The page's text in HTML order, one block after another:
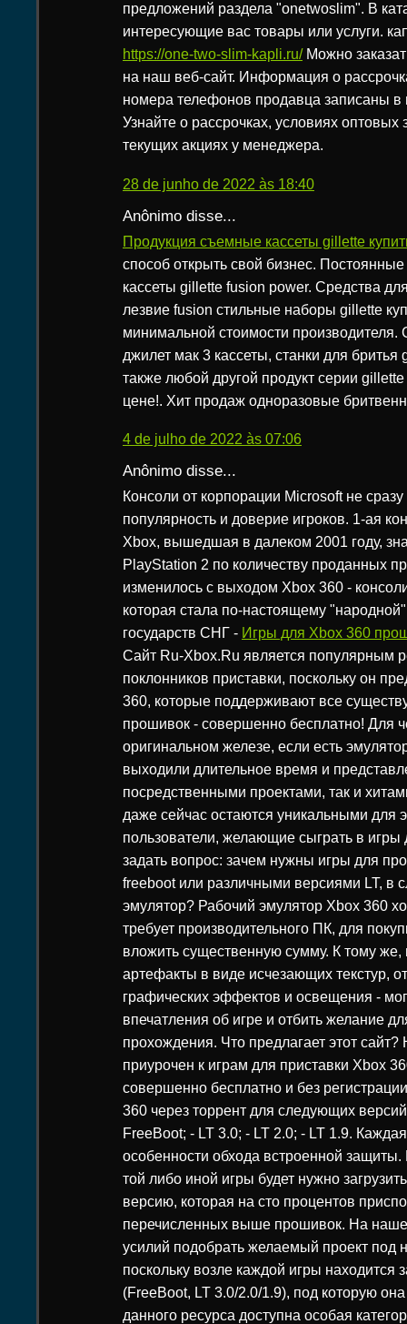
предложений раздела "onetwoslim". В
интересующие вас товары или услуги.
https://one-two-slim-kapli.ru/Можно
на наш веб-сайт. Информация о
номера телефонов продавца записаны в
Узнайте о рассрочках, условиях оптовых
текущих акциях у менеджера.
28 de junho de 2022 às 18:40
Anônimo disse...
Продукция съемные кассеты gillette
способ открыть свой бизнес.
кассеты gillette fusion power. Средства
лезвие fusion стильные наборы gillette
минимальной стоимости производителя.
джилет мак 3 кассеты, станки для бритья
также любой другой продукт серии
цене!. Хит продаж одноразовые
4 de julho de 2022 às 07:06
Anônimo disse...
Консоли от корпорации Microsoft не
популярность и доверие игроков. 1-ая
Xbox, вышедшая в далеком 2001 году,
PlayStation 2 по количеству проданных
изменилось с выходом Xbox 360 -
которая стала по-настоящему
государств СНГ - Игры для Xbox 360
Сайт Ru-Xbox.Ru является популярным
поклонников приставки, поскольку он
360, которые поддерживают все
прошивок - совершенно бесплатно! Для
оригинальном железе, если есть
выходили длительное время и
посредственными проектами, так и
даже сейчас остаются уникальными для
пользователи, желающие сыграть в игры
задать вопрос: зачем нужны игры для
freeboot или различными версиями LT, в
эмулятор? Рабочий эмулятор Xbox 360
требует производительного ПК, для
вложить существенную сумму. К тому
артефакты в виде исчезающих текстур,
графических эффектов и освещения -
впечатления об игре и отбить желание
прохождения. Что предлагает этот
приурочен к играм для приставки Xbox
совершенно бесплатно и без
360 через торрент для следующих
FreeBoot; - LT 3.0; - LT 2.0; - LT 1.9.
особенности обхода встроенной защиты.
той либо иной игры будет нужно
версию, которая на сто процентов
перечисленных выше прошивок. На
усилий подобрать желаемый проект под
поскольку возле каждой игры находится
(FreeBoot, LT 3.0/2.0/1.9), под которую
данного ресурса доступна особая